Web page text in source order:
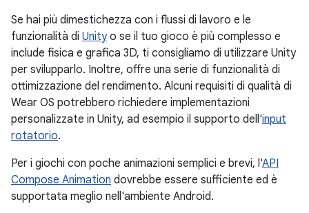
Se hai più dimestichezza con i flussi di lavoro e le
funzionalità di Unityo se il tuo gioco è più complesso e
include fisica e grafica 3D, ti consigliamo di utilizzare Unity
per svilupparlo. Inoltre, offre una serie di funzionalità di
ottimizzazione del rendimento. Alcuni requisiti di qualità di
Wear OS potrebbero richiedere implementazioni
personalizzate in Unity, ad esempio il supporto dell'input
rotatorio.
Per i giochi con poche animazioni semplici e brevi, l'API
Compose Animation dovrebbe essere sufficiente ed è
supportata meglio nell'ambiente Android.